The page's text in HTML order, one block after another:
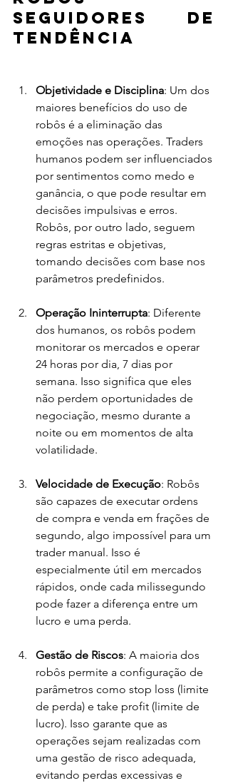
Seguidores de
Tendência
Objetividade e Disciplina: Um dos
maiores benefícios do uso de
robôs é a eliminação das
emoções nas operações. Traders
humanos podem ser influenciados
por sentimentos como medo e
ganância, o que pode resultar em
decisões impulsivas e erros.
Robôs, por outro lado, seguem
regras estritas e objetivas,
tomando decisões com base nos
parâmetros predefinidos.
Operação Ininterrupta: Diferente
dos humanos, os robôs podem
monitorar os mercados e operar
24 horas por dia, 7 dias por
semana. Isso significa que eles
não perdem oportunidades de
negociação, mesmo durante a
noite ou em momentos de alta
volatilidade.
Velocidade de Execução: Robôs
são capazes de executar ordens
de compra e venda em frações de
segundo, algo impossível para um
trader manual. Isso é
especialmente útil em mercados
rápidos, onde cada milissegundo
pode fazer a diferença entre um
lucro e uma perda.
Gestão de Riscos: A maioria dos
robôs permite a configuração de
parâmetros como stop loss (limite
de perda) e take profit (limite de
lucro). Isso garante que as
operações sejam realizadas com
uma gestão de risco adequada,
evitando perdas excessivas e